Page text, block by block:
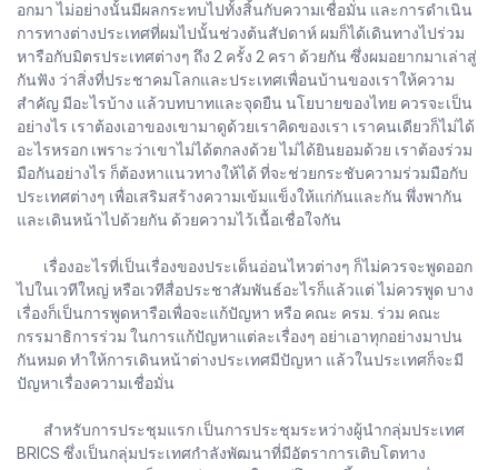
อกมา ไม่อย่างนั้นมีผลกระทบไปทั้งสิ้นกับความเชื่อมั่น และการดำเนิน
การทางต่างประเทศที่ผมไปนั้นช่วงต้นสัปดาห์ ผมก็ได้เดินทางไปร่วม
หารือกับมิตรประเทศต่างๆ ถึง 2 ครั้ง 2 ครา ด้วยกัน ซึ่งผมอยากมาเล่าสู่
กันฟัง ว่าสิ่งที่ประชาคมโลกและประเทศเพื่อนบ้านของเราให้ความ
สำคัญ มีอะไรบ้าง แล้วบทบาทและจุดยืน นโยบายของไทย ควรจะเป็น
อย่างไร เราต้องเอาของเขามาดูด้วยเราคิดของเรา เราคนเดียวก็ไม่ได้
อะไรหรอก เพราะว่าเขาไม่ได้ตกลงด้วย ไม่ได้ยินยอมด้วย เราต้องร่วม
มือกันอย่างไร ก็ต้องหาแนวทางให้ได้ ที่จะช่วยกระชับความร่วมมือกับ
ประเทศต่างๆ เพื่อเสริมสร้างความเข้มแข็งให้แก่กันและกัน พึ่งพากัน
และเดินหน้าไปด้วยกัน ด้วยความไว้เนื้อเชื่อใจกัน
เรื่องอะไรที่เป็นเรื่องของประเด็นอ่อนไหวต่างๆ ก็ไม่ควรจะพูดออก
ไปในเวทีใหญ่ หรือเวทีสื่อประชาสัมพันธ์อะไรก็แล้วแต่ ไม่ควรพูด บาง
เรื่องก็เป็นการพูดหารือเพื่อจะแก้ปัญหา หรือ คณะ ครม. ร่วม คณะ
กรรมาธิการร่วม ในการแก้ปัญหาแต่ละเรื่องๆ อย่าเอาทุกอย่างมาปน
กันหมด ทำให้การเดินหน้าต่างประเทศมีปัญหา แล้วในประเทศก็จะมี
ปัญหาเรื่องความเชื่อมั่น
สำหรับการประชุมแรก เป็นการประชุมระหว่างผู้นำกลุ่มประเทศ
BRICS ซึ่งเป็นกลุ่มประเทศกำลังพัฒนาที่มีอัตราการเติบโตทาง